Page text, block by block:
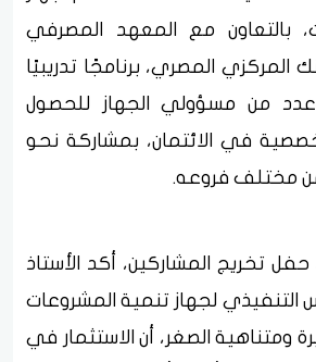
بالتعاون مع المعهد المصرفي
المركزي المصري، برنامجًا تدريبيًا
من مسؤولي الجهاز للحصول
في الائتمان، بمشاركة نحو
تخريج المشاركين، أكد الأستاذ
التنفيذي لجهاز تنمية المشروعات
ومتناهية الصغر، أن الاستثمار في